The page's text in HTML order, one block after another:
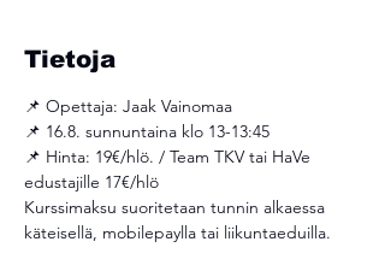
Tietoja
📌 Opettaja: Jaak Vainomaa
📌 16.8. sunnuntaina klo 13-13:45
📌 Hinta: 19€/hlö. / Team TKV tai HaVe
edustajille 17€/hlö
Kurssimaksu suoritetaan tunnin alkaessa
käteisellä, mobilepaylla tai liikuntaeduilla.